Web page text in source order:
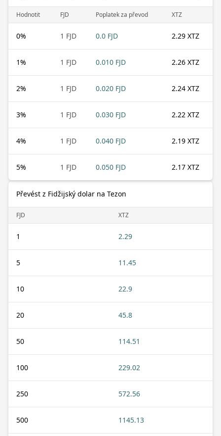
Hodnotit FJD Poplatek za převod XTZ
0% 1 FJD 0.0 FJD 2.29 XTZ
1% 1 FJD 0.010 FJD 2.26 XTZ
2% 1 FJD 0.020 FJD 2.24 XTZ
3% 1 FJD 0.030 FJD 2.22 XTZ
4% 1 FJD 0.040 FJD 2.19 XTZ
5% 1 FJD 0.050 FJD 2.17 XTZ
Převést z Fidžijský dolar na Tezon
FJD XTZ
1 2.29
5 11.45
10 22.9
20 45.8
50 114.51
100 229.02
250 572.56
500 1145.13